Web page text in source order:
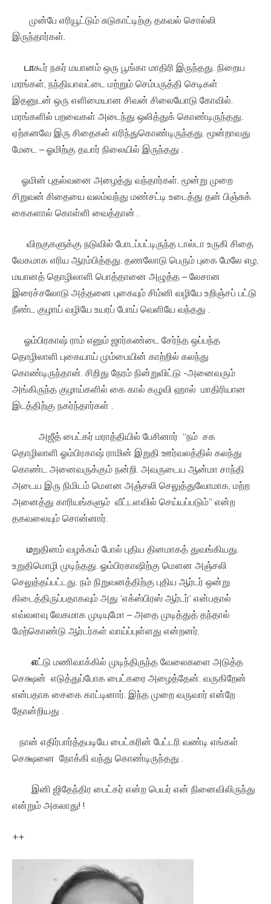
முன்பே எரியூட்டும் சுடுகாட்டிற்கு தகவல் சொல்லி
இருந்தார்கள்.
டாகூர் நகர் மயானம் ஒரு பூங்கா மாதிரி இருந்தது. நிறைய
மரங்கள், நந்தியாவட்டை மற்றும் செம்பருத்தி செடிகள்
இதனுடன் ஒரு எளிமையான சிவன் சிலையோடு கோவில்.
மரங்களில் பறவைகள் அடைந்து ஒலித்துக் கொண்டிருந்தது.
ஏற்கனவே இரு சிதைகள் எரிந்துகொண்டிருந்தது. மூன்றாவது
மேடை – ஓமிற்கு தயார் நிலையில் இருந்தது .
ஓமின் புதல்வனை அழைத்து வந்தார்கள். மூன்று முறை
சிறுவன் சிதையை வலம்வந்து மண்சட்டி உடைத்து தன் பிஞ்சுக்
கைகளால் கொள்ளி வைத்தான் .
விறகுகளுக்கு நடுவில் போடப்பட்டிருந்த டால்டா உருகி சிதை
வேகமாக எரிய ஆரம்பித்தது. தணலோடு பெரும் புகை மேலே எழ,
மயானத் தொழிலாளி பொத்தானை அழுத்த – லேசான
இரைச்சலோடு அத்தனை புகையும் சிம்னி வழியே உறிஞ்சப் பட்டு
நீண்ட குழாய் வழியே உயரப் போய் வெளியே வந்தது .
ஓம்பிரகாஷ் ராம் எனும் ஜார்கண்டை சேர்ந்த ஒப்பந்த
தொழிலாளி புகையாய் மும்பையின் காற்றில் கலந்து
கொண்டிருந்தான். சிறிது நேரம் நின்றுவிட்டு -அனைவரும்
அங்கிருந்த குழாய்களில் கை கால் கழுவி ஹால் மாதிரியான
இடத்திற்கு நகர்ந்தார்கள் .
அஜீத் பைட்கர் மராத்தியில் பேசினார் “நம் சக
தொழிலாளி ஓம்பிரகாஷ் ராமின் இறுதி ஊர்வலத்தில் கலந்து
கொண்ட அனைவருக்கும் நன்றி. அவருடைய ஆன்மா சாந்தி
அடைய இரு நிமிடம் மௌன அஞ்சலி செலுத்துவோமாக, மற்ற
அனைத்து காரியங்களும் வீட்டளவில் செய்யப்படும்” என்ற
தகவலையும் சொன்னார்.
மறுதினம் வழக்கம் போல் புதிய தினமாகத் துவங்கியது.
உறுதிமொழி முடிந்தது. ஓம்பிரகாஷிற்கு மௌன அஞ்சலி
செலுத்தப்பட்டது. நம் நிறுவனத்திற்கு புதிய ஆர்டர் ஒன்று
கிடைத்திருப்பதாகவும் அது ‘எக்ஸ்பிரஸ் ஆர்டர்’ என்பதால்
எவ்வளவு வேகமாக முடியுமோ – அதை முடித்துத் தந்தால்
மேற்கொண்டு ஆர்டர்கள் வாய்ப்புள்ளது என்றனர்.
எட்டு மணிவாக்கில் முடிந்திருந்த வேலைகளை அடுத்த
செக்ஷன் எடுத்துப்போக பைட்கரை அழைத்தேன். வருகிறேன்
என்பதாக சைகை காட்டினார். இந்த முறை வருவார் என்றே
தோன்றியது .
நான் எதிர்பார்த்தபடியே பைட்கரின் பேட்டரி வண்டி எங்கள்
செக்ஷனை நோக்கி வந்து கொண்டிருந்தது .
இனி ஜிதேந்திர பைட்கர் என்ற பெயர் என் நினைவிலிருந்து
என்றும் அகலாது! !
++